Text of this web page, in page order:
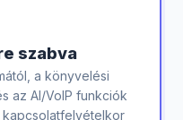
szabva
a könyvelési
az AI/VoIP funkciók
kapcsolatfelvételkor